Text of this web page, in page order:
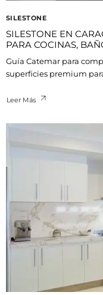
SILESTONE
SILESTONE EN
PARA COCINAS,
Guía Catemar para
superficies premium
Leer Más